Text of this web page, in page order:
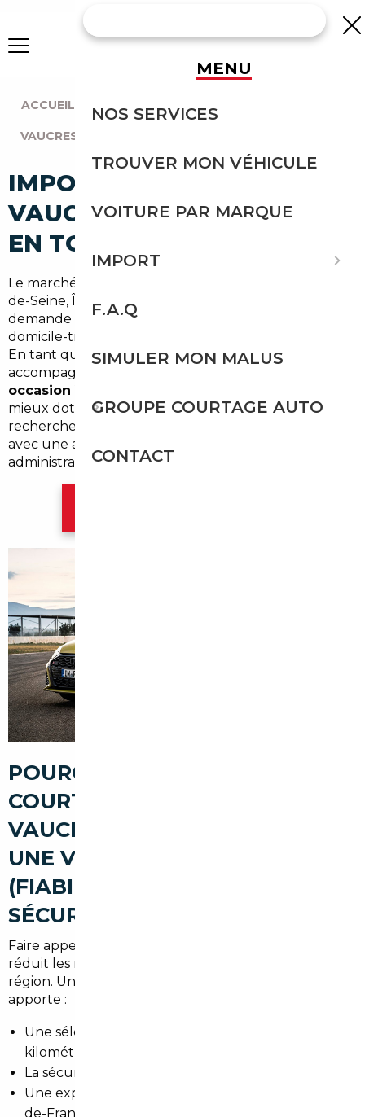
ACCUEIL AGENCE PARIS
VAUCRESSON (92420)
IMPORT VOITURE À
VAUCRESSON : IMPORTEZ
EN TOUTE SÉCURITÉ
Le marché automobile autour de Vaucresson (Hauts-
de-Seine, Île-de-France) est marqué par une forte
demande de véhicules fiables pour les trajets
domicile-travail vers Paris et les communes voisines.
En tant que
courtier automobile Vaucresson
accompagnons les acheteurs locaux dans l'
occasion Vaucresson
mieux dotés à prix attractif. Nos services couvrent la
recherche, la vérification, la négociation et la livraison,
avec une attention particulière aux exigences
administratives locales.
POURQUOI PASSER PAR UN
COURTIER AUTOMOBILE À
VAUCRESSON POUR ACHETER
UNE VOITURE D'OCCASION
(FIABILITÉ, AVANTAGES,
SÉCURISATION)
Faire appel à un professionnel basé à Vaucresson
réduit les risques liés à l'achat à l'étranger ou en
région. Un
apporte :
Une sélection de véhicules contrôlés (historique,
kilométrage, entretien).
La sécurisation des transactions et des paiements.
Une expertise locale pour l'immatriculation en Île-
de-France et le respect des normes françaises.
MENU
NOS SERVICES
TROUVER MON VÉHICULE
VOITURE PAR MARQUE
IMPORT
F.A.Q
SIMULER MON MALUS
GROUPE COURTAGE AUTO
CONTACT